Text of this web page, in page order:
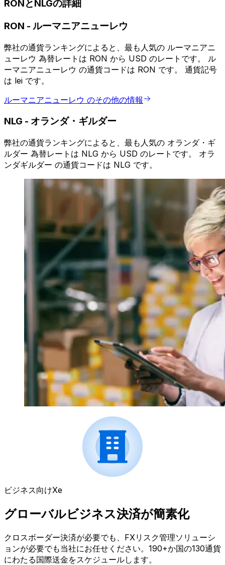
RONとNLGの詳細
RON - ルーマニアニューレウ
弊社の通貨ランキングによると、最も人気の ルーマニアニ
ューレウ 為替レートは RON から USD のレートです。 ル
ーマニアニューレウ の通貨コードは RON です。 通貨記号
は lei です。
ルーマニアニューレウ のその他の情報
NLG - オランダ・ギルダー
弊社の通貨ランキングによると、最も人気の オランダ・ギ
ルダー 為替レートは NLG から USD のレートです。 オラ
ンダギルダー の通貨コードは NLG です。
ビジネス向けXe
グローバルビジネス決済が簡素化
クロスボーダー決済が必要でも、FXリスク管理ソリューシ
ョンが必要でも当社にお任せください。190+か国の130通貨
にわたる国際送金をスケジュールします。